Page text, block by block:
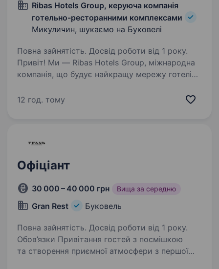
Ribas Hotels Group, керуюча компанія
готельно-ресторанними комплексами
Микуличин, шукаємо на Буковелі
Повна зайнятість. Досвід роботи від 1 року.
Привіт! Ми — Ribas Hotels Group, міжнародна
компанія, що будує найкращу мережу готелів і
сервісом світового рівня. Наші проєкти —
12 год. тому
Офіціант
30 000 – 40 000 грн Вища за середню
Gran Rest Буковель
Повна зайнятість. Досвід роботи від 1 року.
Обов’язки Привітання гостей з посмішкою
та створення приємної атмосфери з першої